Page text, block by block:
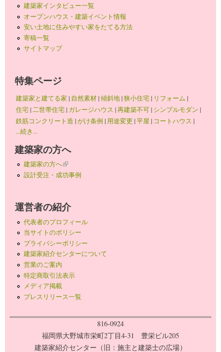
建築家インタビュー一覧
オープンハウス・建築イベント情報
安い土地に住みやすい家をたてる方法
寄稿一覧
サイトマップ
特集ページ
建築家と建てる家 | 自然素材|傾斜地|狭小住宅| リフォーム |
住宅|二世帯住宅| ガレージハウス |再建築不可| シンプルモダン |
鉄筋コンクリート造 |がけ条例 | 用途変更 |平屋 | コートハウス |
...続き...
建築家の方へ
建築家の方へ(link is external)
設計受注・成功事例
運営者の紹介
代表者のプロフィール
当サイトのポリシー
プライバシーポリシー
建築家紹介センターについて
営業のご案内
特定商取引法表示
メディア掲載
プレスリリース一覧
816-0924
福岡県大野城市栄町2丁目4-31 豊栄ビル205
建築家紹介センター（旧：施主と建築士の広場）